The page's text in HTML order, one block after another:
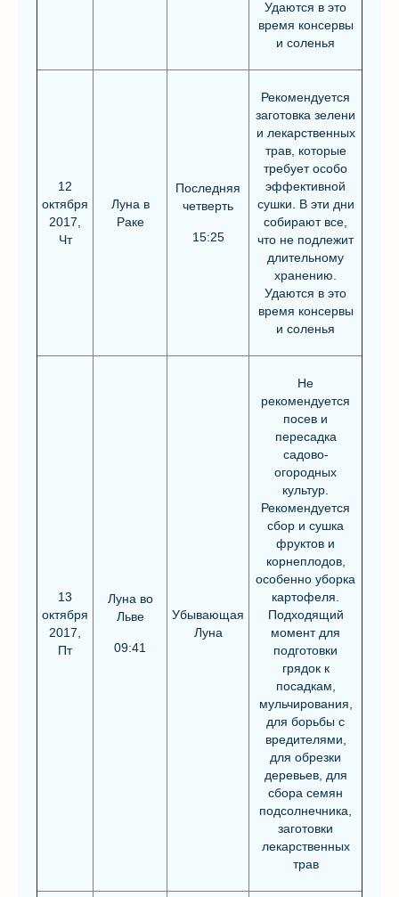
Удаются в это
время консервы
и соленья
12
октября
2017,
Чт
Луна в
Раке
Последняя
четверть
15:25
Рекомендуется
заготовка зелени
и лекарственных
трав, которые
требует особо
эффективной
сушки. В эти дни
собирают все,
что не подлежит
длительному
хранению.
Удаются в это
время консервы
и соленья
13
октября
2017,
Пт
Луна во
Льве
09:41
Убывающая
Луна
Не
рекомендуется
посев и
пересадка
садово-
огородных
культур.
Рекомендуется
сбор и сушка
фруктов и
корнеплодов,
особенно уборка
картофеля.
Подходящий
момент для
подготовки
грядок к
посадкам,
мульчирования,
для борьбы с
вредителями,
для обрезки
деревьев, для
сбора семян
подсолнечника,
заготовки
лекарственных
трав